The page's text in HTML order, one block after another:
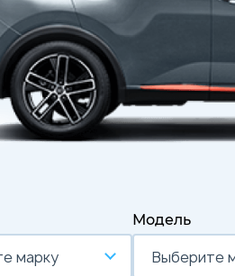
марку
Модель
Выберите